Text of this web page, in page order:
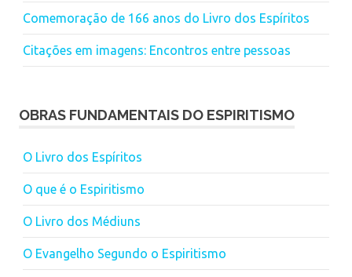
Comemoração de 166 anos do Livro dos Espíritos
Citações em imagens: Encontros entre pessoas
OBRAS FUNDAMENTAIS DO ESPIRITISMO
O Livro dos Espíritos
O que é o Espiritismo
O Livro dos Médiuns
O Evangelho Segundo o Espiritismo